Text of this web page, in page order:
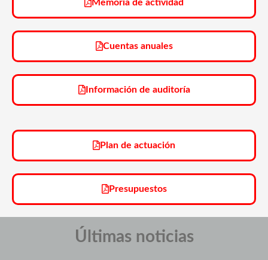
Memoria de actividad
Cuentas anuales
Información de auditoría
Plan de actuación
Presupuestos
Últimas noticias